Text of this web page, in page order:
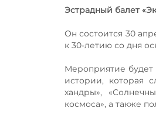
Эстрадный балет
Он состоится 30
к 30-летию со дня
Мероприятие
истории, которая
хандры»,
космоса», а также